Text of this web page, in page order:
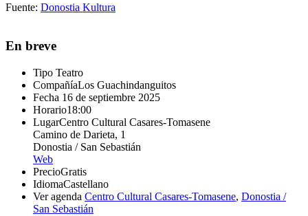
Fuente: Donostia Kultura
En breve
Tipo Teatro
CompañíaLos Guachindanguitos
Fecha 16 de septiembre 2025
Horario18:00
LugarCentro Cultural Casares-Tomasene
Camino de Darieta, 1
Donostia / San Sebastián
Web
PrecioGratis
IdiomaCastellano
Ver agenda Centro Cultural Casares-Tomasene, Donostia /
San Sebastián